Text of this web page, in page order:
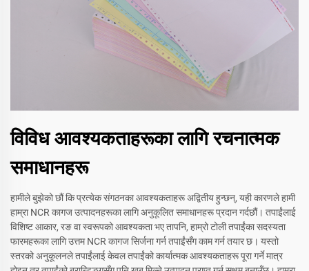
विविध आवश्यकताहरूका लागि रचनात्मक
समाधानहरू
हामीले बुझेको छौं कि प्रत्येक संगठनका आवश्यकताहरू अद्वितीय हुन्छन्, यही कारणले हामी
हाम्रा NCR कागज उत्पादनहरूका लागि अनुकूलित समाधानहरू प्रदान गर्दछौं। तपाईंलाई
विशिष्ट आकार, रङ वा स्वरूपको आवश्यकता भए तापनि, हाम्रो टोली तपाईंका सदस्यता
फारमहरूका लागि उत्तम NCR कागज सिर्जना गर्न तपाईंसँग काम गर्न तयार छ। यस्तो
स्तरको अनुकूलनले तपाईंलाई केवल तपाईंको कार्यात्मक आवश्यकताहरू पूरा गर्ने मात्र